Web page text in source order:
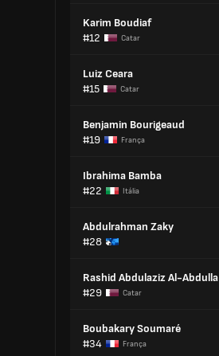
Karim Boudiaf
#12
Catar
Luiz Ceara
#15
Catar
Benjamin Bourigeaud
#19
França
Ibrahima Bamba
#22
Itália
Abdulrahman Zaky
#28
Rashid Abdulaziz Al-Abdulla
#29
Catar
Boubakary Soumaré
#34
França